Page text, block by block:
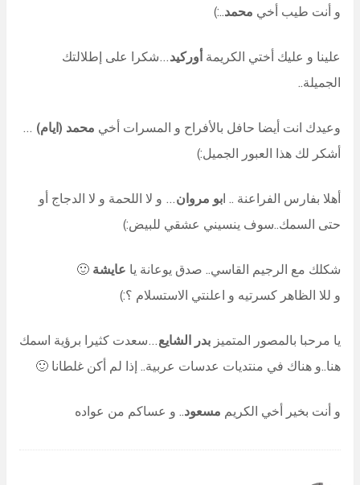
و أنت طيب أخي محمد..:)
علينا و عليك أختي الكريمةأوركيد…شكرا على إطلالتك
الجميلة..
وعيدك انت أيضا حافل بالأفراح و المسرات أخي محمد (ايام) …
أشكر لك هذا العبور الجميل:)
أهلا بفارس الفراعنة .. ابو مروان… و لا اللحمة و لا الدجاج أو
حتى السمك..سوف ينسيني عشقي للبيض:)
شكلك مع الرجيم القاسي.. صدق يوعانة يا عايشة 🙂
و للا الظاهر كسرتيه و اعلنتي الاستسلام ؟:)
يا مرحبا بالمصور المتميز بدر الشايع…سعدت كثيرا برؤية اسمك
هنا..و هناك في منتديات عدسات عربية.. إذا لم أكن غلطانا 🙂
و أنت بخير أخي الكريم مسعود.. و عساكم من عواده